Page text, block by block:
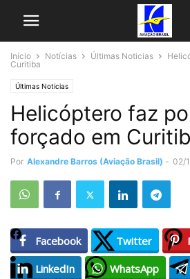
Início Notícias Últimas Noticias
Curitiba
Últimas Noticias
Helicóptero faz
forçado em
Por Alexandre Barros (Aviação Brasil) - 02/
Facebook Twitter
LinkedIn
WhatsApp